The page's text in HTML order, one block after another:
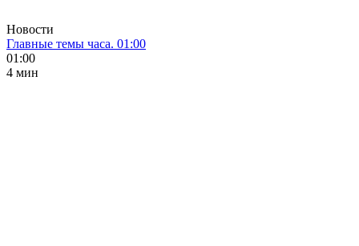
Новости
Главные темы часа. 01:00
01:00
4 мин